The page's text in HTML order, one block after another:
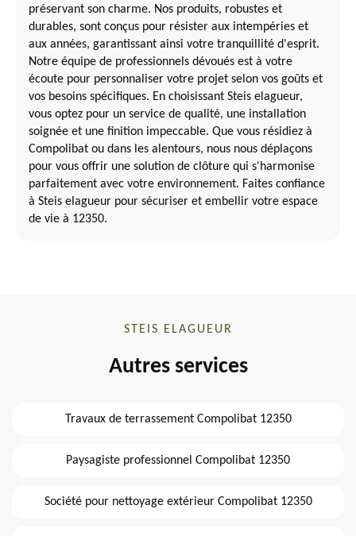
préservant son charme. Nos produits, robustes et
durables, sont conçus pour résister aux intempéries et
aux années, garantissant ainsi votre tranquillité d'esprit.
Notre équipe de professionnels dévoués est à votre
écoute pour personnaliser votre projet selon vos goûts et
vos besoins spécifiques. En choisissant Steis elagueur,
vous optez pour un service de qualité, une installation
soignée et une finition impeccable. Que vous résidiez à
Compolibat ou dans les alentours, nous nous déplaçons
pour vous offrir une solution de clôture qui s'harmonise
parfaitement avec votre environnement. Faites confiance
à Steis elagueur pour sécuriser et embellir votre espace
de vie à 12350.
STEIS ELAGUEUR
Autres services
Travaux de terrassement Compolibat 12350
Paysagiste professionnel Compolibat 12350
Société pour nettoyage extérieur Compolibat 12350